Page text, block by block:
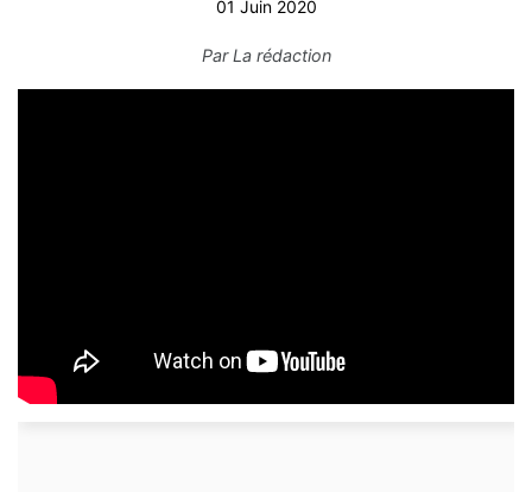
01 Juin 2020
ParLa rédaction